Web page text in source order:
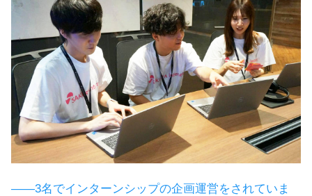
――3名でインターンシップの企画運営をされていま